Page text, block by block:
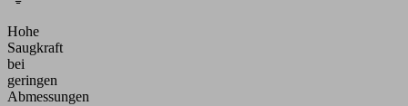
Hohe
Saugkraft
bei
geringen
Abmessungen